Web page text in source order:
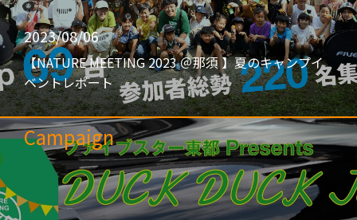
2023/08/06
【NATURE MEETING 2023 ＠那須 】夏のキャンプイ
ベントレポート
Campaign